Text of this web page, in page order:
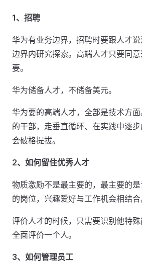
1、招聘
华为有业务边界，招聘时要跟人才
边界内研究探索。高端人才只要同
要。
华为储备人才，不储备美元。
华为要的高端人才，全部是技术方
的干部，走垂直循环、在实践中逐
会破格提拔。
2、如何留住优秀人才
物质激励不是最主要的，最主要的
的岗位，兴趣爱好与工作机会相结合
评价人才的时候，只需要识别他特
全面评价一个人。
3、如何管理员工